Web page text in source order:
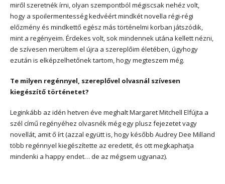
miről szeretnék írni, olyan szempontból mégiscsak nehéz volt,
hogy a spoilermentesség kedvéért mindkét novella régi-régi
előzmény és mindkettő egész más történelmi korban játszódik,
mint a regényeim. Érdekes volt, sok mindennek utána kellett nézni,
de szívesen merültem el újra a szereplőim életében, úgyhogy
ezután is elképzelhetőnek tartom, hogy megteszem még.
Te milyen regénnyel, szereplővel olvasnál szívesen
kiegészítő történetet?
Leginkább az idén hetven éve meghalt Margaret Mitchell Elfújta a
szél című regényéhez olvasnék még egy plusz fejezetet vagy
novellát, amit ő írt (azzal együtt is, hogy később Audrey Dee Milland
több regénnyel kiegészítette az eredetit, és ott megkaphatja
mindenki a happy endet… de az mégsem ugyanaz).